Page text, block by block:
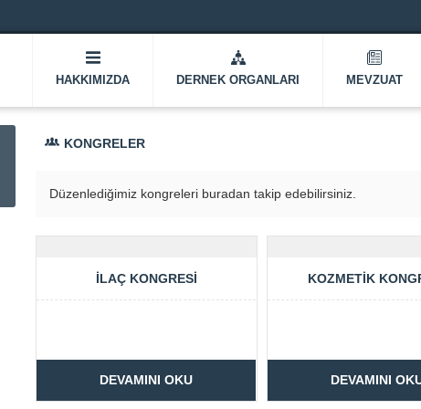
HAKKIMIZDA DERNEK ORGANLARI MEVZUAT
KONGRELER
Düzenlediğimiz kongreleri buradan takip edebilirsiniz.
İLAÇ KONGRESI
DEVAMINI OKU
KOZMETIK
DEVAMINI